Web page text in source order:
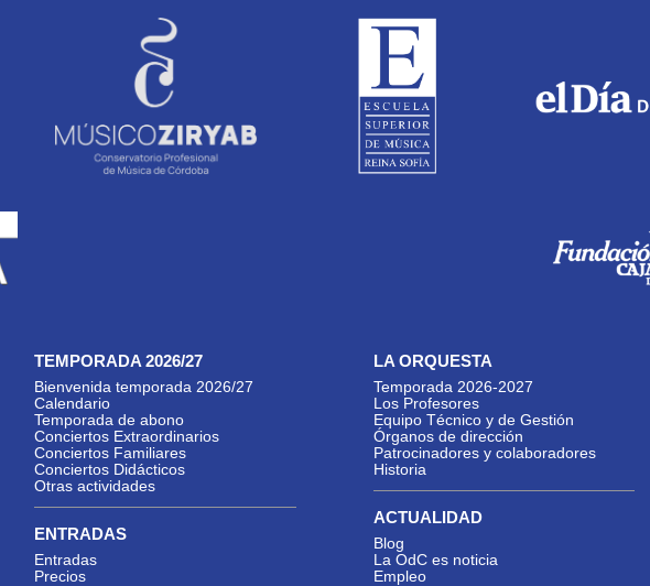
TEMPORADA 2026/27
Bienvenida temporada 2026/27
Calendario
Temporada de abono
Conciertos Extraordinarios
Conciertos Familiares
Conciertos Didácticos
Otras actividades
ENTRADAS
Entradas
Precios
LA ORQUESTA
Temporada 2026-2027
Los Profesores
Equipo Técnico y de Gestión
Órganos de dirección
Patrocinadores y colaboradores
Historia
ACTUALIDAD
Blog
La OdC es noticia
Empleo